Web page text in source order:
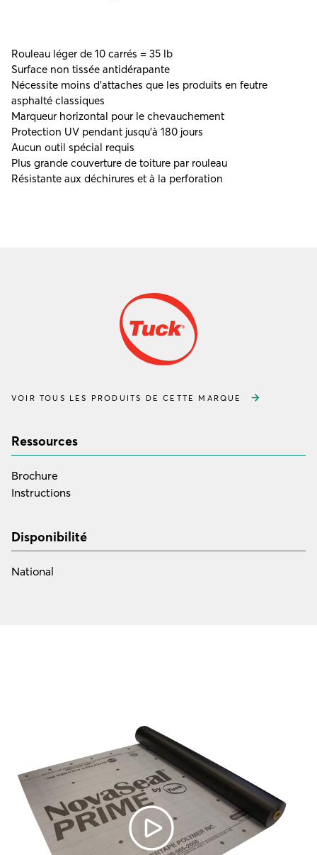
Rouleau léger de 10 carrés = 35 lb
Surface non tissée antidérapante
Nécessite moins d'attaches que les produits en feutre
asphalté classiques
Marqueur horizontal pour le chevauchement
Protection UV pendant jusqu'à 180 jours
Aucun outil spécial requis
Plus grande couverture de toiture par rouleau
Résistante aux déchirures et à la perforation
VOIR TOUS LES PRODUITS DE CETTE MARQUE
Ressources
Brochure
Instructions
Disponibilité
National